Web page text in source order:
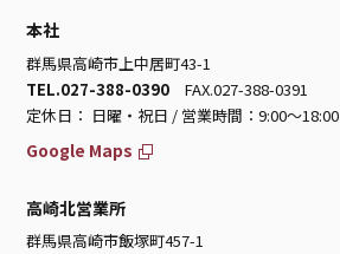
本社
群馬県高崎市上中居町43-1
TEL.027-388-0390 FAX.027-388-0391
定休日： 日曜・祝日 / 営業時間：9:00～18:00
Google Maps
高崎北営業所
群馬県高崎市飯塚町457-1